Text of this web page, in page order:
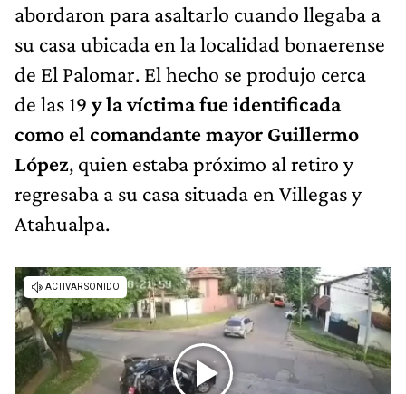
abordaron para asaltarlo cuando llegaba a
su casa ubicada en la localidad bonaerense
de El Palomar. El hecho se produjo cerca
de las 19y la víctima fue identificada
como el comandante mayor Guillermo
López, quien estaba próximo al retiro y
regresaba a su casa situada en Villegas y
Atahualpa.